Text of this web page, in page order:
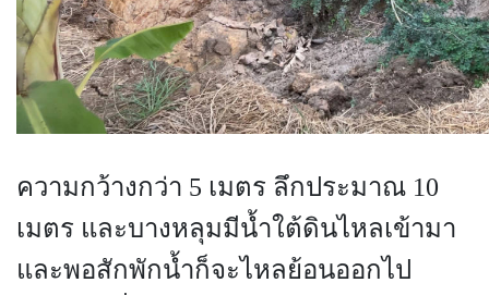
ความกว้างกว่า 5 เมตร ลึกประมาณ 10
เมตร และบางหลุมมีน้ำใต้ดินไหลเข้ามา
และพอสักพักน้ำก็จะไหลย้อนออกไป